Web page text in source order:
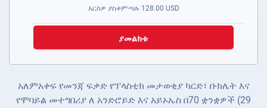
እርስዎ ያስቀምጣሉ 128.00 USD
ያመልክቱ
አለምአቀፍ የመንጃ ፍቃድ የፕላስቲክ መታወቂያ ካርድ፣ ቡክሌት እና
የሞባይል መተግበሪያ ለ አንድሮይድ እና አይኦኤስ በ70 ቋንቋዎች (29